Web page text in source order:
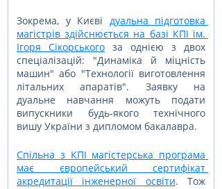
Зокрема, у Києві дуальна підготовка
магістрів здійснюється на базі КПІ ім.
Ігоря Сікорського за однією з двох
спеціалізацій: "Динаміка й міцність
машин" або "Технології виготовлення
літальних апаратів". Заявку на
дуальне навчання можуть подати
випускники будь-якого технічного
вишу України з дипломом бакалавра.
Спільна з КПІ магістерська програма
має європейський сертифікат
акредитації інженерної освіти. Тож